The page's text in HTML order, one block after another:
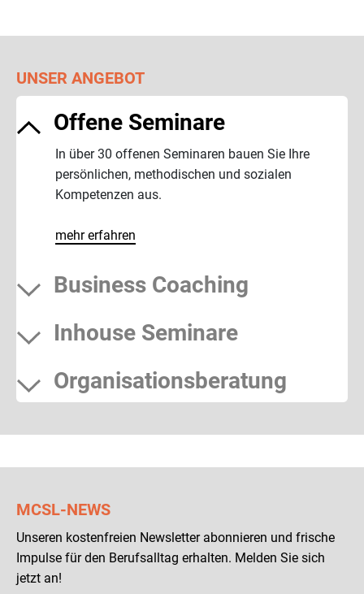
UNSER ANGEBOT
Offene Seminare
In über 30 offenen Seminaren bauen Sie Ihre
persönlichen, methodischen und sozialen
Kompetenzen aus.
mehr erfahren
Business Coaching
Inhouse Seminare
Organisationsberatung
MCSL-NEWS
Unseren kostenfreien Newsletter abonnieren und frische
Impulse für den Berufsalltag erhalten. Melden Sie sich
jetzt an!